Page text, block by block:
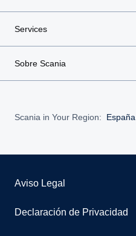
Services
Sobre Scania
Scania in Your Region: España
Aviso Legal
Declaración de Privacidad